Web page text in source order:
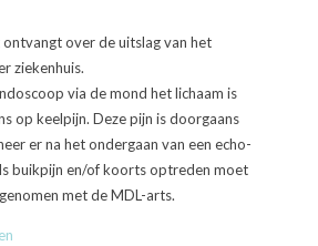
over de uitslag van het
ziekenhuis.
via de mond het lichaam is
op keelpijn. Deze pijn is doorgaans
er na het ondergaan van een echo-
buikpijn en/of koorts optreden moet
met de MDL-arts.